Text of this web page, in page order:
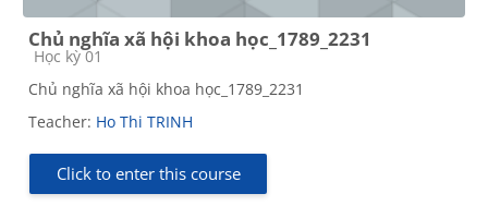
Chủ nghĩa xã hội khoa học_1789_2231
Course category
Học kỳ 01
Chủ nghĩa xã hội khoa học_1789_2231
Teacher: Ho Thi TRINH
Click to enter this course